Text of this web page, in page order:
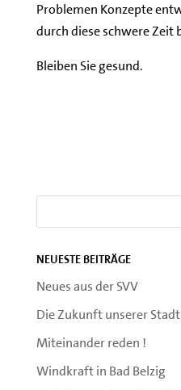
Problemen Konzepte
durch diese schwere Zeit
Bleiben Sie gesund.
Neueste Beiträge
Neues aus der SVV
Die Zukunft unserer Stadt
Miteinander reden !
Windkraft in Bad Belzig